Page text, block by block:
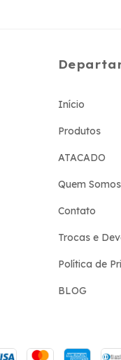
Início
Produtos
ATACADO
Quem Somos
Contato
Trocas e
Política de
BLOG